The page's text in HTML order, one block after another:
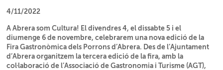
4/11/2022
A Abrera som Cultura! El divendres 4, el dissabte 5 i el
diumenge 6 de novembre, celebrarem una nova edició de la
Fira Gastronòmica dels Porrons d’Abrera. Des de l’Ajuntament
d’Abrera organitzem la tercera edició de la fira, amb la
col·laboració de l’Associació de Gastronomia i Turisme (AGT),